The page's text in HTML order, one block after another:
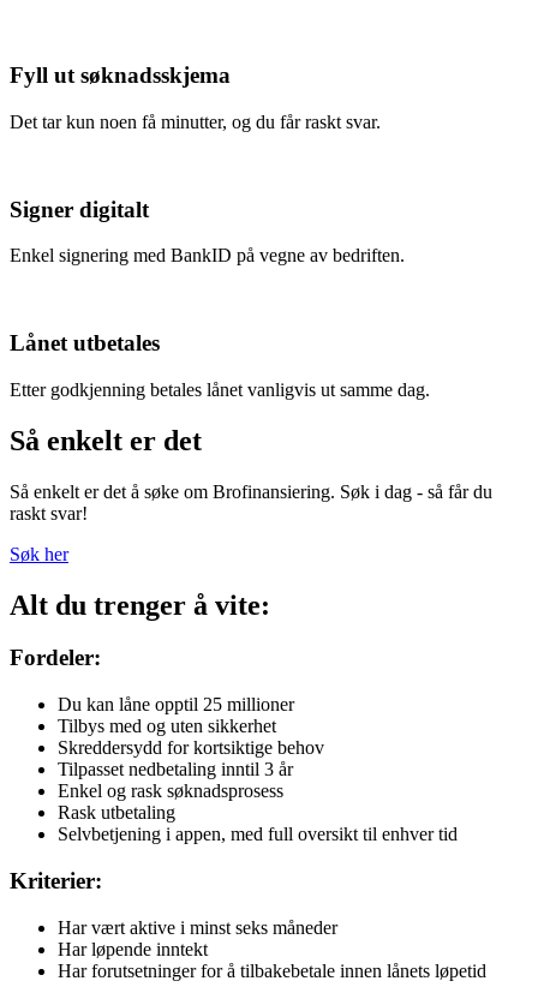
Fyll ut søknadsskjema
Det tar kun noen få minutter, og du får raskt svar.
Signer digitalt
Enkel signering med BankID på vegne av bedriften.
Lånet utbetales
Etter godkjenning betales lånet vanligvis ut samme dag.
Så enkelt er det
Så enkelt er det å søke om Brofinansiering. Søk i dag - så får du
raskt svar!
Søk her
Alt du trenger å vite:
Fordeler:
Du kan låne opptil 25 millioner
Tilbys med og uten sikkerhet
Skreddersydd for kortsiktige behov
Tilpasset nedbetaling inntil 3 år
Enkel og rask søknadsprosess
Rask utbetaling
Selvbetjening i appen, med full oversikt til enhver tid
Kriterier:
Har vært aktive i minst seks måneder
Har løpende inntekt
Har forutsetninger for å tilbakebetale innen lånets løpetid